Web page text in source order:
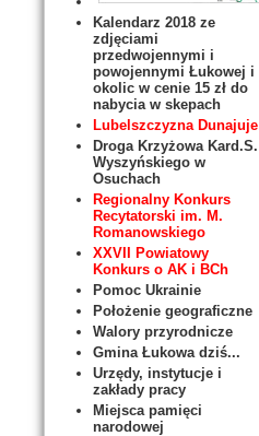
Kalendarz 2018 ze
zdjęciami
przedwojennymi i
powojennymi Łukowej i
okolic w cenie 15 zł do
nabycia w skepach
Lubelszczyzna Dunajuje
Droga Krzyżowa Kard.S.
Wyszyńskiego w
Osuchach
Regionalny Konkurs
Recytatorski im. M.
Romanowskiego
XXVII Powiatowy
Konkurs o AK i BCh
Pomoc Ukrainie
Położenie geograficzne
Walory przyrodnicze
Gmina Łukowa dziś...
Urzędy, instytucje i
zakłady pracy
Miejsca pamięci
narodowej